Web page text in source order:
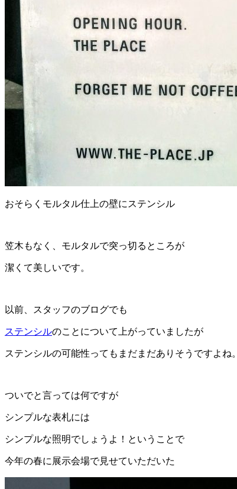
おそらくモルタル仕上の壁にステンシル
笠木もなく、モルタルで突っ切るところが
潔くて美しいです。
以前、スタッフのブログでも
ステンシルのことについて上がっていましたが
ステンシルの可能性ってもまだまだありそうですよね。
ついでと言っては何ですが
シンプルな表札には
シンプルな照明でしょうよ！ということで
今年の春に展示会場で見せていただいた